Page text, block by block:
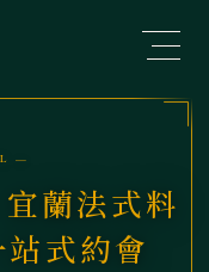
—
蘭法式料
式約會